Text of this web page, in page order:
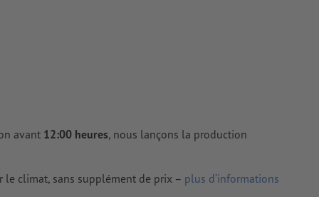
couchés,
avant 12:00 heures, nous lançons la production
climat, sans supplément de prix – plus d’informations